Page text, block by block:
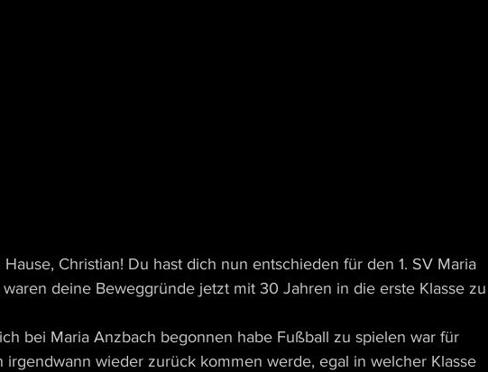
Christian! Du hast dich nun entschieden für den 1. SV Maria
deine Beweggründe jetzt mit 30 Jahren in die erste Klasse zu
bei Maria Anzbach begonnen habe Fußball zu spielen war für
irgendwann wieder zurück kommen werde, egal in welcher Klasse